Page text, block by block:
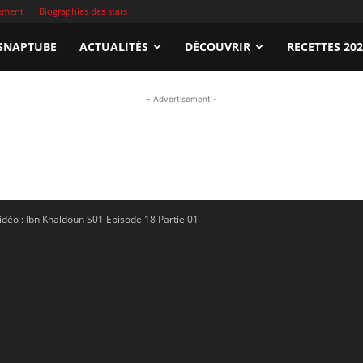
Biographies des stars
ACTUALITÉS DÉCOUVRIR RECETTES
- Advertisement -
: Ibn Khaldoun S01 Episode 18 Partie 01